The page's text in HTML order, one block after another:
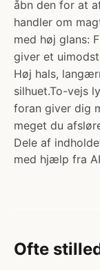
åbn den for at
handler om
med høj glans:
giver et
Høj hals,
silhuet.To-vejs
foran giver dig
meget du
Dele af
med hjælp fra
Ofte